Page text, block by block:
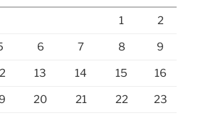
1 2
6 7 8 9
13 14 15 16
20 21 22 23